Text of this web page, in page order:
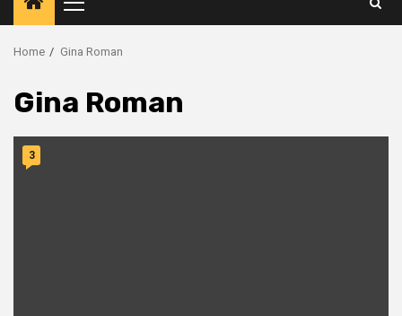
Primary
Menu
Home Gina Roman
Gina Roman
3